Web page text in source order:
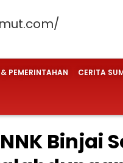
PEMERINTAHAN CERITA
Binjai